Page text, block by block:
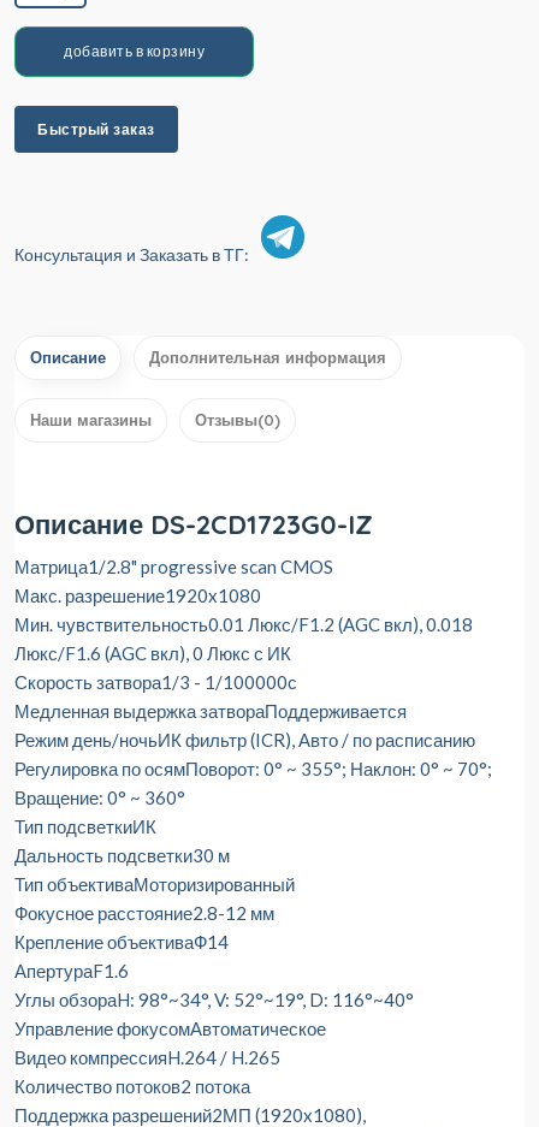
добавить в корзину
Быстрый заказ
Консультация и Заказать в ТГ:
Описание Дополнительная информация
Наши магазины Отзывы(0)
Описание DS-2CD1723G0-IZ
Матрица1/2.8" progressive scan CMOS
Макс. разрешение1920x1080
Мин. чувствительность0.01 Люкс/F1.2 (AGC вкл), 0.018
Люкс/F1.6 (AGC вкл), 0 Люкс с ИК
Скорость затвора1/3 - 1/100000с
Медленная выдержка затвораПоддерживается
Режим день/ночьИК фильтр (ICR), Авто / по расписанию
Регулировка по осямПоворот: 0° ~ 355°; Наклон: 0° ~ 70°;
Вращение: 0° ~ 360°
Тип подсветкиИК
Дальность подсветки30 м
Тип объективаМоторизированный
Фокусное расстояние2.8-12 мм
Крепление объективаФ14
АпертураF1.6
Углы обзораH: 98°~34°, V: 52°~19°, D: 116°~40°
Управление фокусомАвтоматическое
Видео компрессияH.264 / H.265
Количество потоков2 потока
Поддержка разрешений2МП (1920x1080),